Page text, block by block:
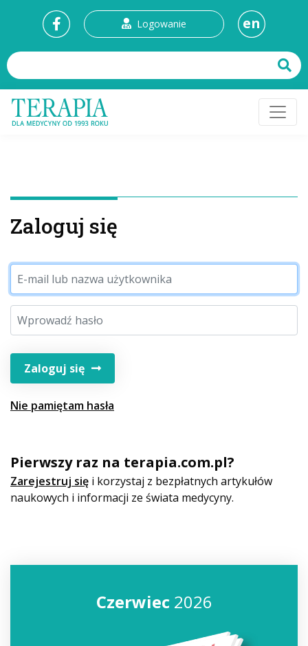
Logowanie en
Zaloguj się
Zaloguj się
Nie pamiętam hasła
Pierwszy raz na terapia.com.pl?
Zarejestruj się i korzystaj z bezpłatnych artykułów
naukowych i informacji ze świata medycyny.
Czerwiec2026